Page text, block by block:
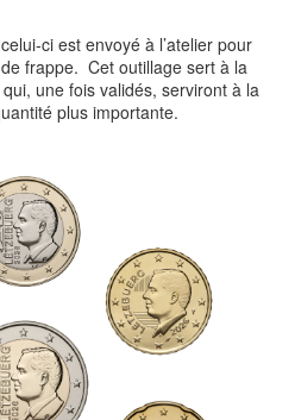
ci est envoyé à l’atelier pour
de frappe. Cet outillage sert à la
une fois validés, serviront à la
plus importante.